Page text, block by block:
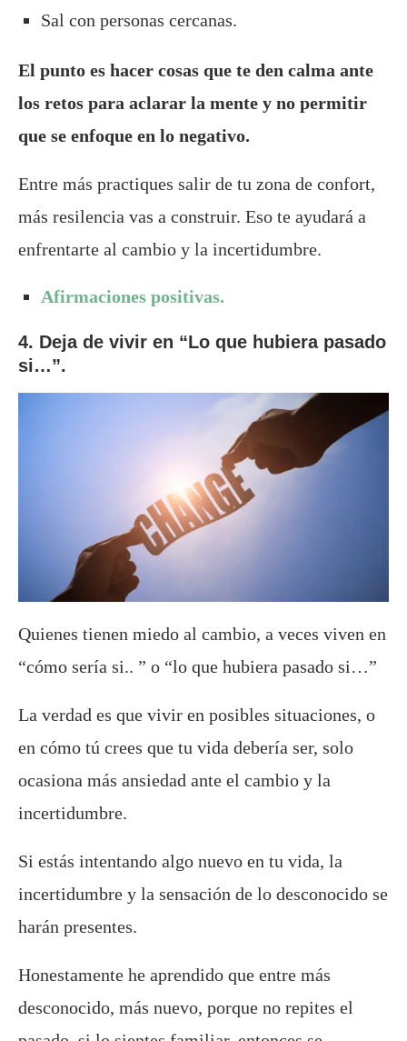
Sal con personas cercanas.
El punto es hacer cosas que te den calma ante
los retos para aclarar la mente y no permitir
que se enfoque en lo negativo.
Entre más practiques salir de tu zona de confort,
más resilencia vas a construir. Eso te ayudará a
enfrentarte al cambio y la incertidumbre.
Afirmaciones positivas.
4. Deja de vivir en “Lo que hubiera pasado
si…”.
Quienes tienen miedo al cambio, a veces viven en
“cómo sería si.. ” o “lo que hubiera pasado si…”
La verdad es que vivir en posibles situaciones, o
en cómo tú crees que tu vida debería ser, solo
ocasiona más ansiedad ante el cambio y la
incertidumbre.
Si estás intentando algo nuevo en tu vida, la
incertidumbre y la sensación de lo desconocido se
harán presentes.
Honestamente he aprendido que entre más
desconocido, más nuevo, porque no repites el